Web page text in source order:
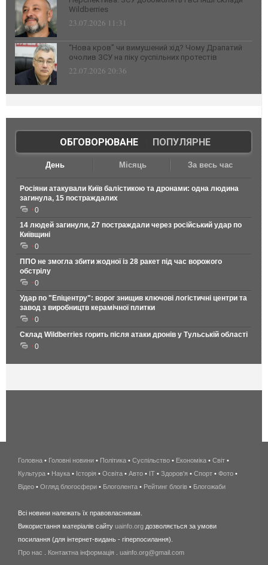
Wildberries
23.07.2026 11:31
“Нова кров” чи вимушений хід? Чому Драпатий
очолив ЗСУ на піку суспільних протестів
22.07.2026 20:36
ОБГОВОРЮВАНЕ| ПОПУЛЯРНЕ
День Місяць За весь час
Росіяни атакували Київ балістикою та дронами: одна людина
загинула, 15 постраждалих
0
14 людей загинули, 27 постраждали через російський удар по
Київщині
0
ППО не змогла збити жодної із 28 ракет під час ворожого
обстрілу
0
Удар по "Епіцентру": ворог знищив ключові логістичні центри та
завод з виробництв керамічної плитки
0
Склад Wildberries горить після атаки дронів у Тульській області
0
беспроводной
интернет
киев
wimax
в
Головна • Головні новини • Політика • Суспільство • Економіка • Світ •
Культура • Наука • Історія • Освіта • Авто • IT • Здоров'я • Спорт • Фото •
Відео • Огляд блогосфери • Блоголента • Рейтинг блогів • Блогожаби
Всі новини належать їх правовласникам.
Використання матеріалів сайту uainfo.org дозволяється за умови
посилання (для інтернет-видань - гіперпосилання).
Про нас
Контактна інформація uainfo.org@gmail.com